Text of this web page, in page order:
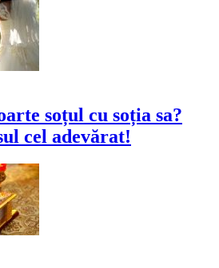
soțul cu soția sa?
cel adevărat!